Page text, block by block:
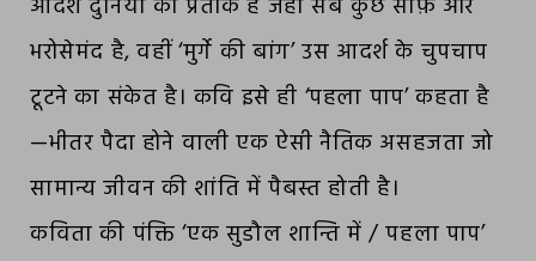
आदर्श दुनिया का प्रतीक है जहाँ सब कुछ साफ़ और
भरोसेमंद है, वहीं ‘मुर्गे की बांग’ उस आदर्श के चुपचाप
टूटने का संकेत है। कवि इसे ही ‘पहला पाप’ कहता है
—भीतर पैदा होने वाली एक ऐसी नैतिक असहजता जो
सामान्य जीवन की शांति में पैबस्त होती है।
कविता की पंक्ति ‘एक सुडौल शान्ति में / पहला पाप’